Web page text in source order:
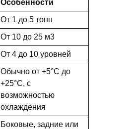
Особенности
От 1 до 5 тонн
От 10 до 25 м3
От 4 до 10 уровней
Обычно от +5°C до
+25°C, с
возможностью
охлаждения
Боковые, задние или